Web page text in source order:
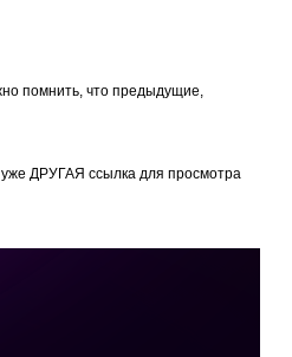
помнить, что предыдущие,
уже ДРУГАЯ ссылка для просмотра